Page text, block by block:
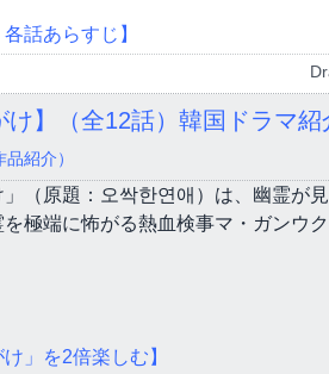
各話あらすじ】
け】（全12話）韓国ドラマ紹
紹介）
」（原題：오싹한연애）は、幽霊が
を極端に怖がる熱血検事マ・ガンウ
け」を2倍楽しむ】